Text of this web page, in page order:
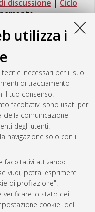
utilizza i
necessari per il suo
di tracciamento
il tuo consenso.
facoltativi sono usati per
della comunicazione
degli utenti.
navigazione solo con i
facoltativi attivando
vuoi, potrai esprimere
di profilazione".
verificare lo stato dei
cookie" del
discussione | Ciclo |
of the Alto Tiberina
thesis], Alma Mater
di ricerca in
amsdottorato/6532.
ilSat Aug 8 20:46:38 2026